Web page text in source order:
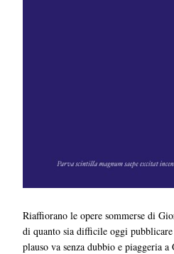
Riaffiorano le opere sommerse di
di quanto sia difficile oggi
plauso va senza dubbio e piaggeria